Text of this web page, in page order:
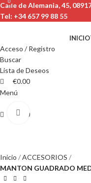
Calle de Alemania, 45,
Tel: +34 657 99 88 55
INICIO
Acceso / Registro
Buscar
Lista de Deseos
0
€0.00
Menú
0
€0.00Clic para ampliar
Inicio
ACCESORIOS
MANTON GUADRADO